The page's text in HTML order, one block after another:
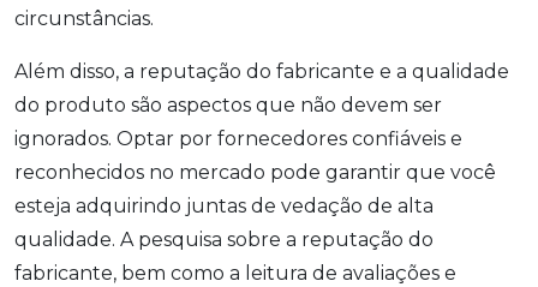
circunstâncias.
Além disso, a reputação do fabricante e a qualidade
do produto são aspectos que não devem ser
ignorados. Optar por fornecedores confiáveis e
reconhecidos no mercado pode garantir que você
esteja adquirindo juntas de vedação de alta
qualidade. A pesquisa sobre a reputação do
fabricante, bem como a leitura de avaliações e